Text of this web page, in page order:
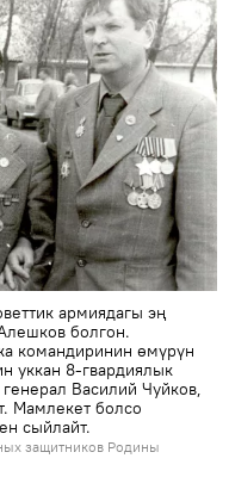
армиядагы эң
болгон.
командиринин өмүрүн
уккан 8-гвардиялык
Василий Чуйков,
Мамлекет болсо
сыйлайт.
защитников Родины